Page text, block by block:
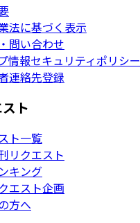
法に基づく表示
問い合わせ
情報セキュリティポリシー
連絡先登録
ト
ト一覧
リクエスト
キング
エスト企画
方へ